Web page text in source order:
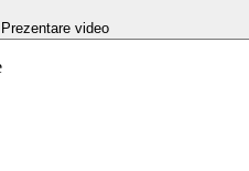
Prezentare video